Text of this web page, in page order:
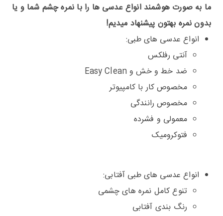
ما به صورت هوشمند انواع عدسی ها را با نمره چشم شما و یا
بدون نمره بهتون پیشنهاد میدیم!
انواع عدسی های طبی:
آنتی رفلکس
ضد خط و خش و Easy Clean
مخصوص کار با کامپیوتر
مخصوص رانندگی
معمولی و فشرده
فتوکرومیک
انواع عدسی های طبی آفتابی:
تنوع کامل نمره های چشمی
رنگ بندی آفتابی